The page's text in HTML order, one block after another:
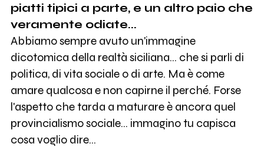
piatti tipici a parte, e un altro paio che
veramente odiate...
Abbiamo sempre avuto un'immagine
dicotomica della realtà siciliana... che si parli di
politica, di vita sociale o di arte. Ma è come
amare qualcosa e non capirne il perché. Forse
l'aspetto che tarda a maturare è ancora quel
provincialismo sociale... immagino tu capisca
cosa voglio dire...